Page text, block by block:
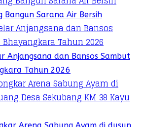
Bangun Sarana Air Bersih
Anjangsana dan Bansos Sambut
Tahun 2026
Arena Sabung Ayam di dusun